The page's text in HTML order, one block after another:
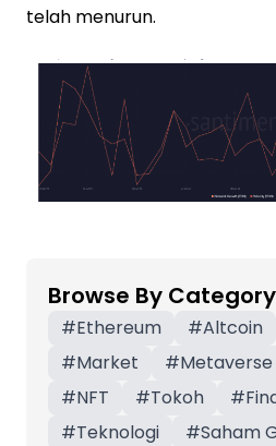
telah menurun.
Browse By Category
#Ethereum #Altcoin
#Market #Metaverse
#NFT #Tokoh #
#Teknologi #Saham